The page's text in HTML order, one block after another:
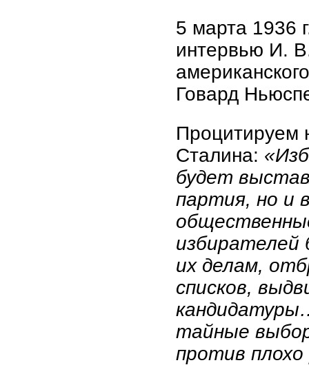
5 марта 1936
интервью И.
Говард
Процитируем
Сталина:
будет
партия, но и
избирателей
их делам,
списков,
тайные
против